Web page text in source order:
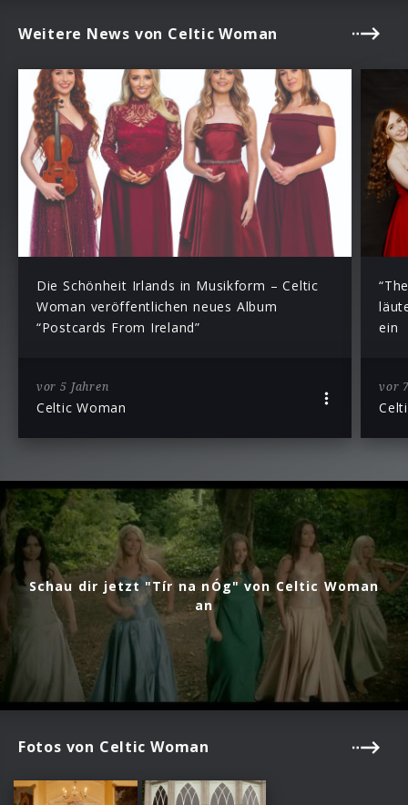
Weitere News von Celtic Woman
Die Schönheit Irlands in Musikform – Celtic
Woman veröffentlichen neues Album
“Postcards From Ireland”
vor 5 Jahren
Celtic Woman
ein
vor
Schau dir jetzt "Tír na nÓg" von Celtic Woman
an
Fotos von Celtic Woman